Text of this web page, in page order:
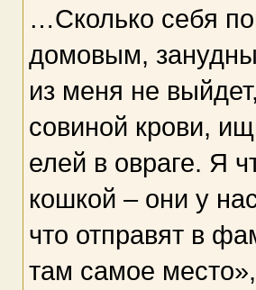
…Сколько себя
домовым,
из меня не
совиной крови,
елей в овраге. Я
кошкой – они у
что отправят в
там самое